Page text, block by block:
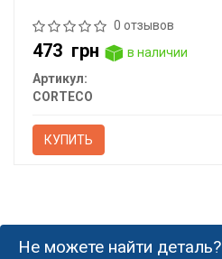
0 отзывов
473 грн
в наличии
Артикул:
CORTECO
КУПИТЬ
Не можете найти деталь?